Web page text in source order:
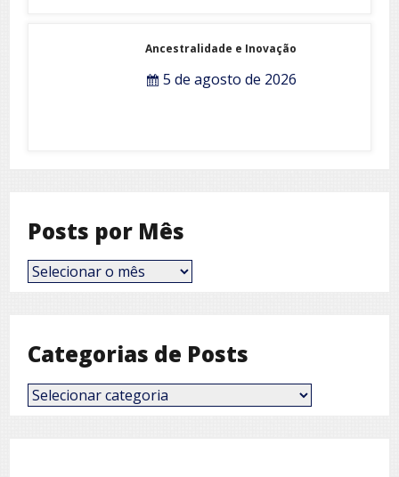
Ancestralidade e Inovação
5 de agosto de 2026
Posts por Mês
Posts
por
Categorias de Posts
Categorias
de